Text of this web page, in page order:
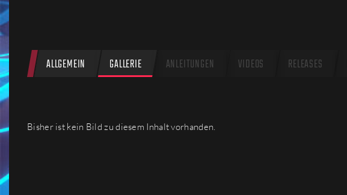
ALLGEMEIN GALLERIE ANLEITUNGEN VIDEOS RELEASES
Bisher ist kein Bild zu diesem Inhalt vorhanden.